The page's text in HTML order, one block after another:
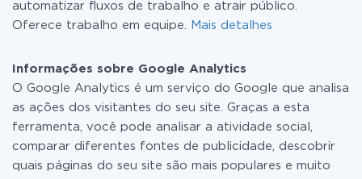
automatizar fluxos de trabalho e atrair público.
Oferece trabalho em equipe.
Mais detalhes
Informações sobre Google Analytics
O Google Analytics é um serviço do Google que analisa
as ações dos visitantes do seu site. Graças a esta
ferramenta, você pode analisar a atividade social,
comparar diferentes fontes de publicidade, descobrir
quais páginas do seu site são mais populares e muito